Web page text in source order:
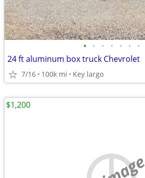
• • • • • • •
24 ft aluminum box truck Chevrolet
7/16 100k mi Key largo
$1,200